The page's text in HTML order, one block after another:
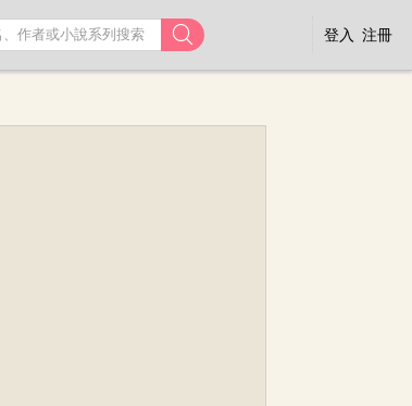
登入 注冊
